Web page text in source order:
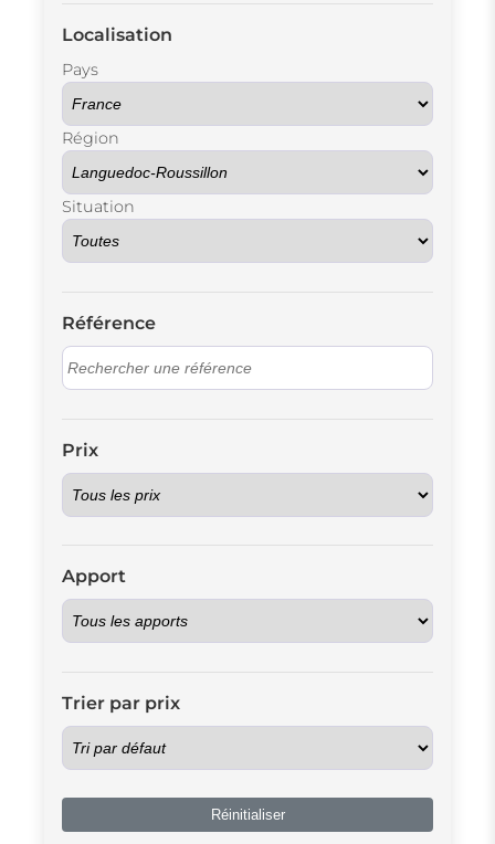
Localisation
Pays
Région
Situation
Référence
Prix
Apport
Trier par prix
Réinitialiser